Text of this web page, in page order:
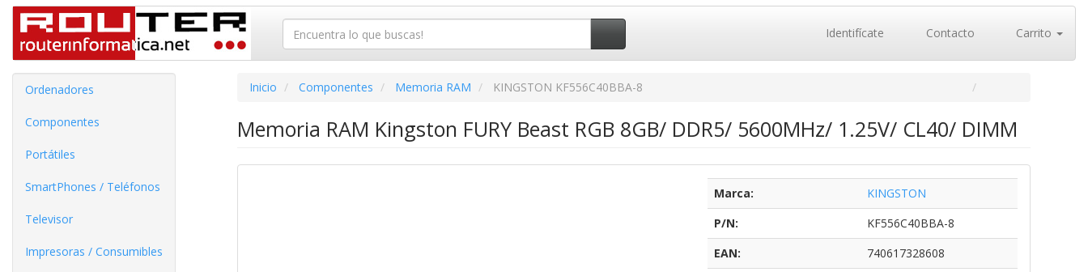
Identifícate Contacto Carrito
Ordenadores
Componentes
Portátiles
SmartPhones / Teléfonos
Televisor
Impresoras / Consumibles
Inicio Componentes Memoria RAM KINGSTON KF556C40BBA-8
Memoria RAM Kingston FURY Beast RGB 8GB/ DDR5/ 5600MHz/ 1.25V/ CL40/ DIMM
Marca:
KINGSTON
P/N:
KF556C40BBA-8
EAN:
740617328608